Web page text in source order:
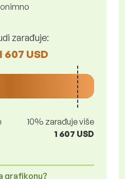
zarađuje:
607 USD
10% zarađuje više
1 607 USD
grafikonu?